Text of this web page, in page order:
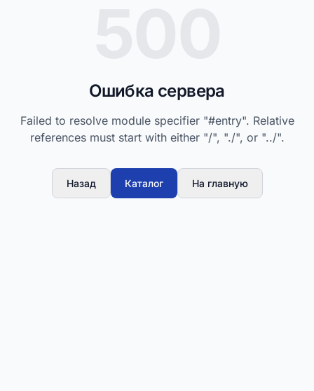
Ошибка сервера
Failed to resolve module specifier "#entry". Relative
references must start with either "/", "./", or "../".
Назад Каталог На главную